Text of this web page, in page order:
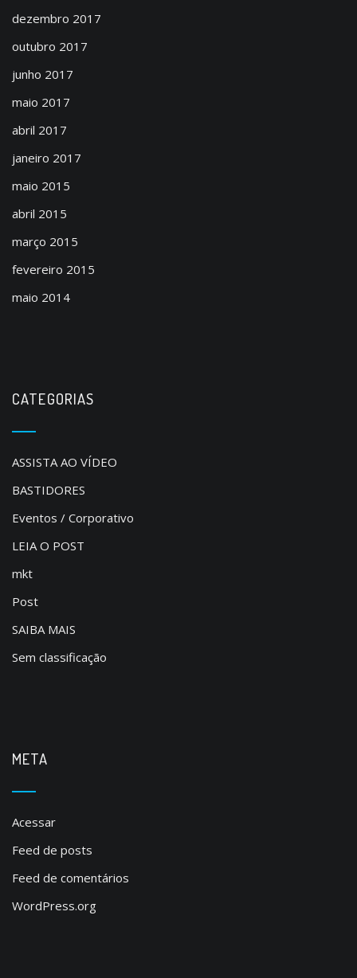
dezembro 2017
outubro 2017
junho 2017
maio 2017
abril 2017
janeiro 2017
maio 2015
abril 2015
março 2015
fevereiro 2015
maio 2014
CATEGORIAS
ASSISTA AO VÍDEO
BASTIDORES
Eventos / Corporativo
LEIA O POST
mkt
Post
SAIBA MAIS
Sem classificação
META
Acessar
Feed de posts
Feed de comentários
WordPress.org